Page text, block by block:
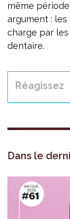
même
argument :
charge par
dentaire.
Réagissez
Dans le